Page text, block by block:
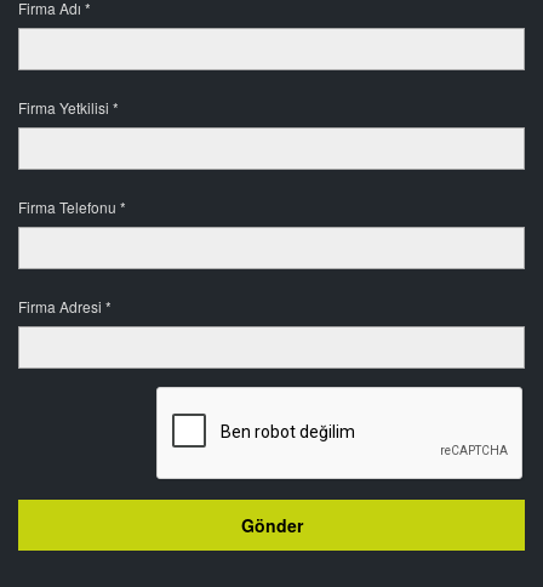
Firma Adı *
Firma Yetkilisi *
Firma Telefonu *
Firma Adresi *